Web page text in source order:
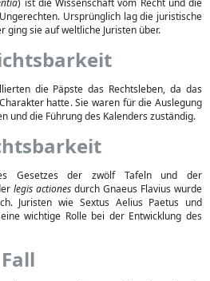
) ist die Wissenschaft vom Recht und die
Ursprünglich lag die juristische
ging sie auf weltliche Juristen über.
die Päpste das Rechtsleben, da das
hatte. Sie waren für die Auslegung
und die Führung des Kalenders zuständig.
Gesetzes der zwölf Tafeln und der
legis actiones durch Gnaeus Flavius wurde
Juristen wie Sextus Aelius Paetus und
wichtige Rolle bei der Entwicklung des